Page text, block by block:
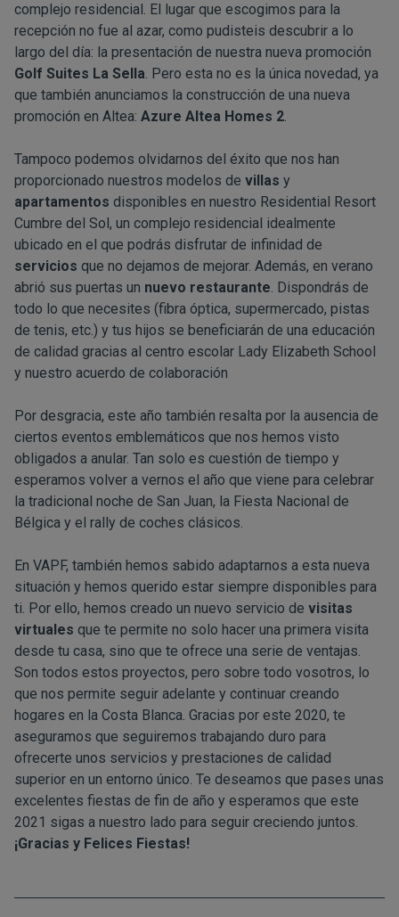
complejo residencial. El lugar que escogimos para la
recepción no fue al azar, como pudisteis descubrir a lo
largo del día: la presentación de nuestra nueva promoción
Golf Suites La Sella. Pero esta no es la única novedad, ya
que también anunciamos la construcción de una nueva
promoción en Altea: Azure Altea Homes 2.
Tampoco podemos olvidarnos del éxito que nos han
proporcionado nuestros modelos de villas y
apartamentos disponibles en nuestro Residential Resort
Cumbre del Sol, un complejo residencial idealmente
ubicado en el que podrás disfrutar de infinidad de
servicios que no dejamos de mejorar. Además, en verano
abrió sus puertas un nuevo restaurante. Dispondrás de
todo lo que necesites (fibra óptica, supermercado, pistas
de tenis, etc.) y tus hijos se beneficiarán de una educación
de calidad gracias al centro escolar Lady Elizabeth School
y nuestro acuerdo de colaboración
Por desgracia, este año también resalta por la ausencia de
ciertos eventos emblemáticos que nos hemos visto
obligados a anular. Tan solo es cuestión de tiempo y
esperamos volver a vernos el año que viene para celebrar
la tradicional noche de San Juan, la Fiesta Nacional de
Bélgica y el rally de coches clásicos.
En VAPF, también hemos sabido adaptarnos a esta nueva
situación y hemos querido estar siempre disponibles para
ti. Por ello, hemos creado un nuevo servicio de visitas
virtuales que te permite no solo hacer una primera visita
desde tu casa, sino que te ofrece una serie de ventajas.
Son todos estos proyectos, pero sobre todo vosotros, lo
que nos permite seguir adelante y continuar creando
hogares en la Costa Blanca. Gracias por este 2020, te
aseguramos que seguiremos trabajando duro para
ofrecerte unos servicios y prestaciones de calidad
superior en un entorno único. Te deseamos que pases unas
excelentes fiestas de fin de año y esperamos que este
2021 sigas a nuestro lado para seguir creciendo juntos.
¡Gracias y Felices Fiestas!